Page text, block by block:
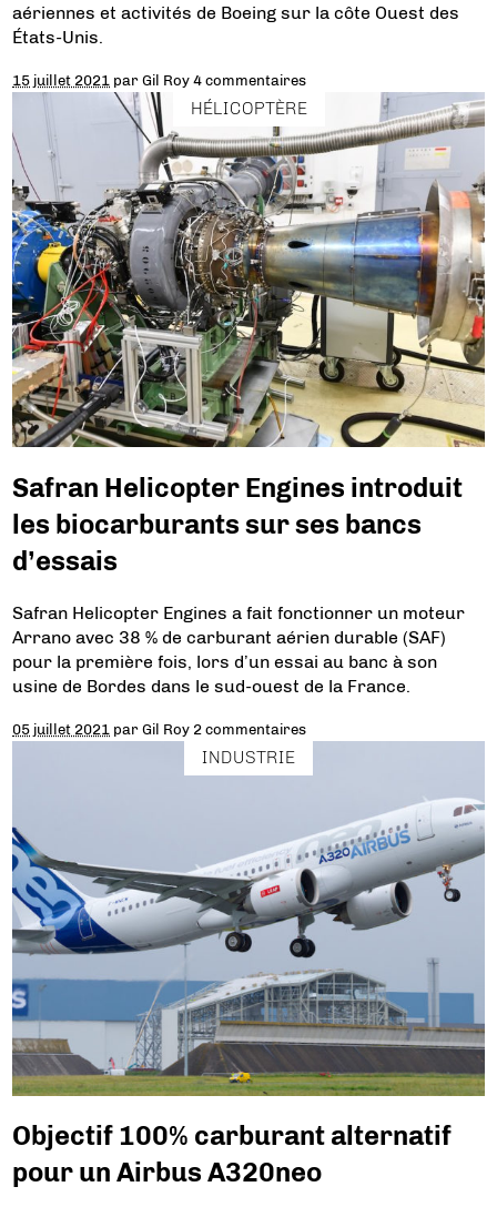
aériennes et activités de Boeing sur la côte Ouest des
États-Unis.
15 juillet 2021 parGil Roy 4 commentaires
HÉLICOPTÈRE
Safran Helicopter Engines introduit
les biocarburants sur ses bancs
d’essais
Safran Helicopter Engines a fait fonctionner un moteur
Arrano avec 38 % de carburant aérien durable (SAF)
pour la première fois, lors d’un essai au banc à son
usine de Bordes dans le sud-ouest de la France.
05 juillet 2021 parGil Roy 2 commentaires
INDUSTRIE
Objectif 100% carburant alternatif
pour un Airbus A320neo